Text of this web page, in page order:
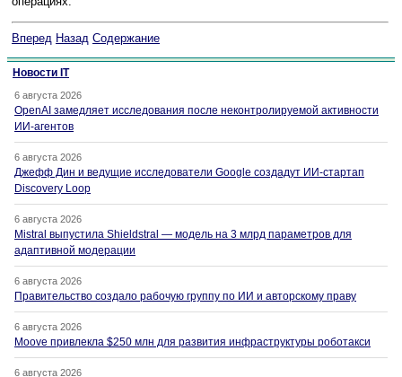
Вперед Назад Содержание
Новости IT
6 августа 2026
OpenAI замедляет исследования после неконтролируемой активности
ИИ-агентов
6 августа 2026
Джефф Дин и ведущие исследователи Google создадут ИИ-стартап
Discovery Loop
6 августа 2026
Mistral выпустила Shieldstral — модель на 3 млрд параметров для
адаптивной модерации
6 августа 2026
Правительство создало рабочую группу по ИИ и авторскому праву
6 августа 2026
Moove привлекла $250 млн для развития инфраструктуры роботакси
6 августа 2026